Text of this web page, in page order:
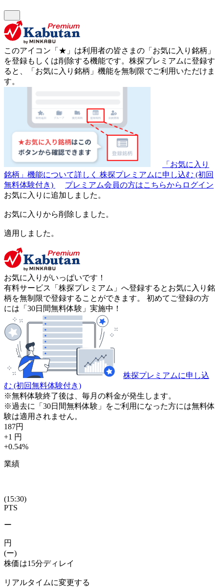
このアイコン 「★」 は利用者の皆さまの 「お気に入り銘柄」
を登録もしくは削除する機能です。 株探プレミアムに登録す
ると、「お気に入り銘柄」機能を無制限でご利用いただけま
す。
「お気に入り
銘柄」機能について詳しく 株探プレミアムに申し込む (初回
無料体験付き)
プレミアム会員の方はこちらからログイン
お気に入りに追加しました。
お気に入りから削除しました。
適用しました。
お気に入りがいっぱいです！
有料サービス「株探プレミアム」へ登録するとお気に入り銘
柄を無制限で登録することができます。 初めてご登録の方
には「30日間無料体験」実施中！
株探プレミアムに申し込
む (初回無料体験付き)
※無料体験終了後は、毎月の料金が発生します。
※過去に「30日間無料体験」をご利用になった方には無料体
験は適用されません。
187円
+1 円
+0.54%
業績
(15:30)
PTS
ー
円
(ー)
株価は15分ディレイ
リアルタイムに変更する